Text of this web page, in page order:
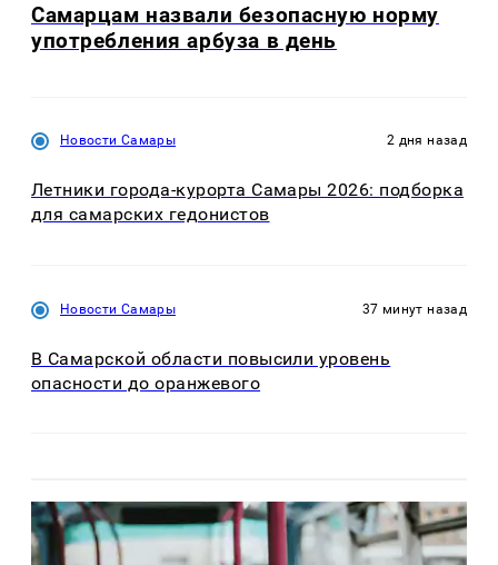
Самарцам назвали безопасную норму
употребления арбуза в день
Новости Самары 2 дня назад
Летники города-курорта Самары 2026: подборка
для самарских гедонистов
Новости Самары 37 минут назад
В Самарской области повысили уровень
опасности до оранжевого